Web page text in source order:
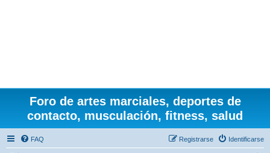
Foro de artes marciales, deportes de
contacto, musculación, fitness, salud
FAQ Identificarse
Registrarse